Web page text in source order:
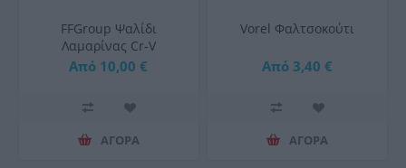
FFGroup Ψαλίδι
Λαμαρίνας Cr-V
Από 10,00 €
ΑΓΟΡΑ
Vorel Φαλτσοκούτι
Από 3,40 €
ΑΓΟΡΑ